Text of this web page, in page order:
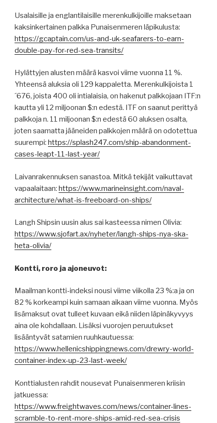
Usalaisille ja englantilaisille merenkulkijoille maksetaan
kaksinkertainen palkka Punaisenmeren läpikulusta:
https://gcaptain.com/us-and-uk-seafarers-to-earn-
double-pay-for-red-sea-transits/
Hylättyjen alusten määrä kasvoi viime vuonna 11 %.
Yhteensä aluksia oli 129 kappaletta. Merenkulkijoista 1
´676, joista 400 oli intialaisia, on hakenut palkkojaan ITF:n
kautta yli 12 miljoonan $:n edestä. ITF on saanut perittyä
palkkoja n. 11 miljoonan $:n edestä 60 aluksen osalta,
joten saamatta jääneiden palkkojen määrä on odotettua
suurempi: https://splash247.com/ship-abandonment-
cases-leapt-11-last-year/
Laivanrakennuksen sanastoa. Mitkä tekijät vaikuttavat
vapaalaitaan: https://www.marineinsight.com/naval-
architecture/what-is-freeboard-on-ships/
Langh Shipsin uusin alus sai kasteessa nimen Olivia:
https://www.sjofart.ax/nyheter/langh-ships-nya-ska-
heta-olivia/
Kontti, roro ja ajoneuvot:
Maailman kontti-indeksi nousi viime viikolla 23 %:a ja on
82 % korkeampi kuin samaan aikaan viime vuonna. Myös
lisämaksut ovat tulleet kuvaan eikä niiden läpinäkyvyys
aina ole kohdallaan. Lisäksi vuorojen peruutukset
lisääntyvät satamien ruuhkautuessa:
https://www.hellenicshippingnews.com/drewry-world-
container-index-up-23-last-week/
Konttialusten rahdit nousevat Punaisenmeren kriisin
jatkuessa:
https://www.freightwaves.com/news/container-lines-
scramble-to-rent-more-ships-amid-red-sea-crisis